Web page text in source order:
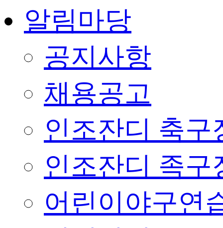
알림마당
공지사항
채용공고
인조잔디 축구
인조잔디 족구
어린이야구연